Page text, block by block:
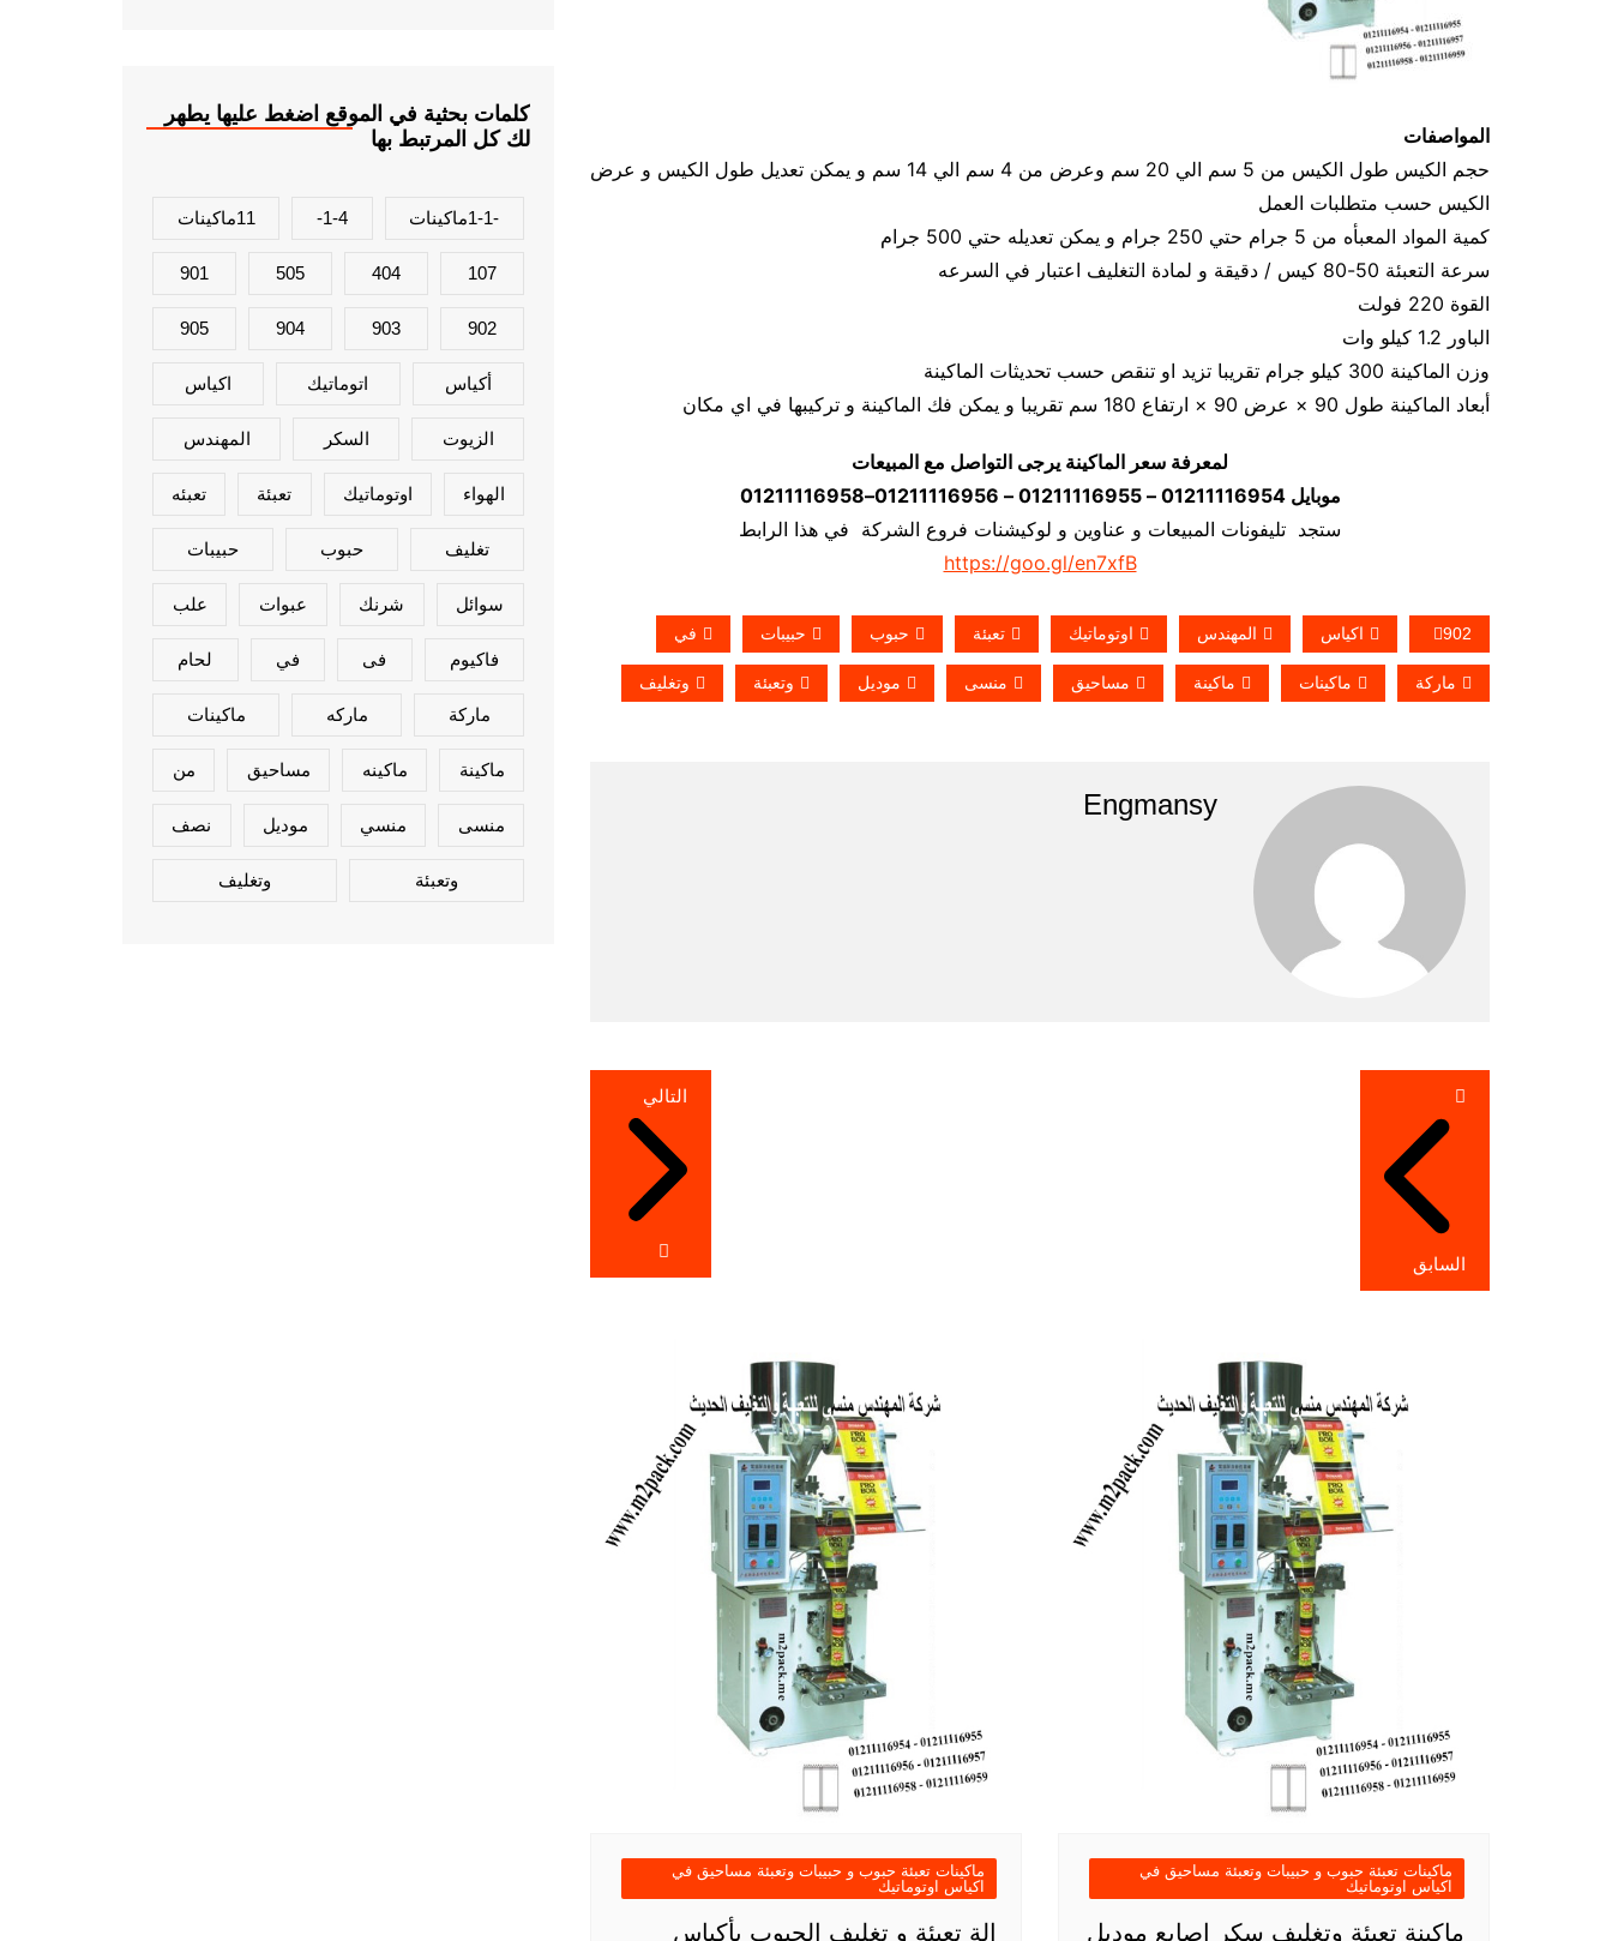
المواصفات
حجم الكيس طول الكيس من 5 سم الي 20 سم وعرض من 4 سم الي 14 سم و يمكن تعديل طول الكيس و عرض
الكيس حسب متطلبات العمل
كمية المواد المعبأه من 5 جرام حتي 250 جرام و يمكن تعديله حتي 500 جرام
سرعة التعبئة 50-80 كيس / دقيقة و لمادة التغليف اعتبار في السرعه
القوة 220 فولت
الباور 1.2 كيلو وات
وزن الماكينة 300 كيلو جرام تقريبا تزيد او تنقص حسب تحديثات الماكينة
أبعاد الماكينة طول 90 × عرض 90 × ارتفاع 180 سم تقريبا و يمكن فك الماكينة و تركيبها في اي مكان
لمعرفة سعر الماكينة يرجى التواصل مع المبيعات
موبايل 01211116954 – 01211116955 – 01211116956–01211116958
ستجد تليفونات المبيعات و عناوين و لوكيشنات فروع الشركة في هذا الرابط
https://goo.gl/en7xfB
902 اكياس المهندس اوتوماتيك تعبئة حبوب حبيبات في
ماركة ماكينات ماكينة مساحيق منسى موديل وتعبئة وتغليف
Engmansy
تصفّح
المقالات
السابق
التالي
ماكينات تعبئة حبوب و حبيبات وتعبئة مساحيق في
اكياس اوتوماتيك
ماكينة تعبئة وتغليف سكر اصابع موديل
ماكينات تعبئة حبوب و حبيبات وتعبئة مساحيق في
اكياس اوتوماتيك
الة تعبئة و تغليف الحبوب بأكياس
كلمات بحثية في الموقع اضغط عليها يطهر
لك كل المرتبط بها
-1-1ماكينات 1-4- 11ماكينات
107
404
505
901
902
903
904
905
أكياس اتوماتيك اكياس
الزيوت السكر المهندس
الهواء اوتوماتيك تعبئة تعبئه
تغليف حبوب حبيبات
سوائل شرنك عبوات علب
فاكيوم فى في لحام
ماركة ماركه ماكينات
ماكينة ماكينه مساحيق من
منسى منسي موديل نصف
وتعبئة وتغليف